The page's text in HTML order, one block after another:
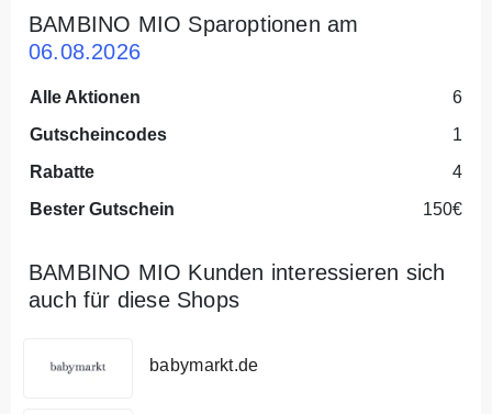
BAMBINO MIO Sparoptionen am
06.08.2026
Alle Aktionen
6
Gutscheincodes
1
Rabatte
4
Bester Gutschein
150€
BAMBINO MIO Kunden interessieren sich
auch für diese Shops
babymarkt.de